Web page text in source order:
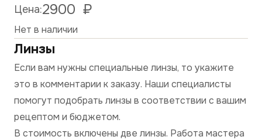
Цена:2900 ₽
Нет в наличии
Линзы
Если вам нужны специальные линзы, то укажите
это в комментарии к заказу. Наши специалисты
помогут подобрать линзы в соответствии с вашим
рецептом и бюджетом.
В стоимость включены две линзы. Работа мастера